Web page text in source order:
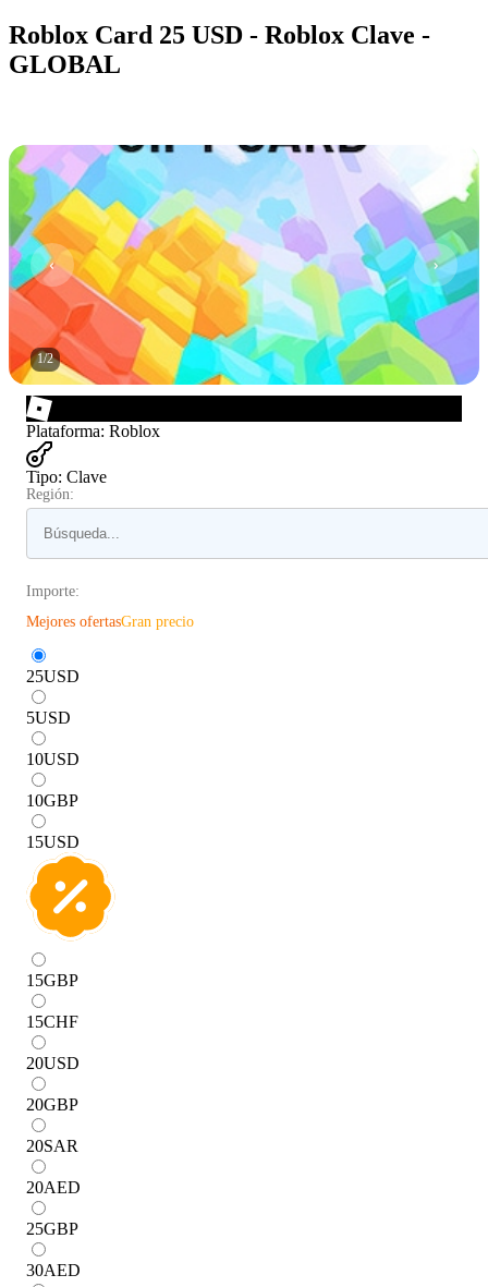
Roblox Card 25 USD - Roblox Clave -
GLOBAL
1/2
Plataforma: Roblox
Tipo: Clave
Región:
Importe:
Mejores ofertasGran precio
25USD
5USD
10USD
10GBP
15USD
15GBP
15CHF
20USD
20GBP
20SAR
20AED
25GBP
30AED